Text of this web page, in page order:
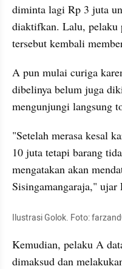
diminta lagi Rp 3 juta
diaktifkan. Lalu, pelaku
tersebut kembali
A pun mulai curiga
dibelinya belum juga
mengunjungi langsung
"Setelah merasa kesal
10 juta tetapi barang
mengatakan akan
Sisingamangaraja," ujar
Ilustrasi Golok. Foto:
Kemudian, pelaku A
dimaksud dan